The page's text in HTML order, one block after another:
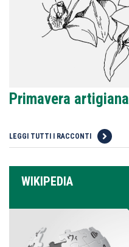
Primavera artigiana
LEGGI TUTTI I RACCONTI
WIKIPEDIA